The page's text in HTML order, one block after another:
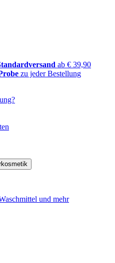
ab € 39,90
zu jeder Bestellung
und mehr